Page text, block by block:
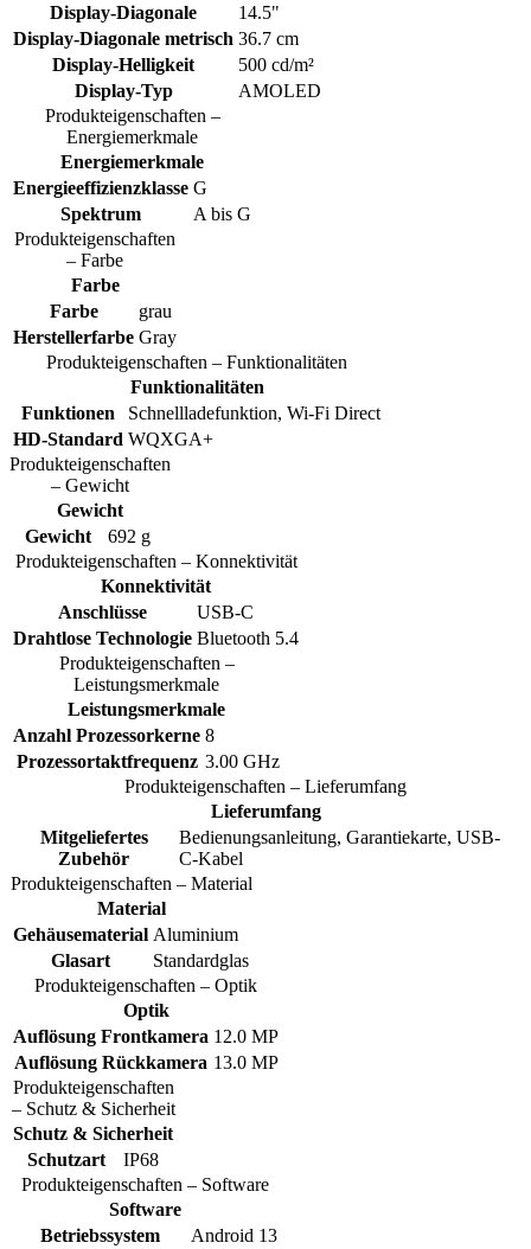
Display-Diagonale
14.5"
Display-Diagonale metrisch 36.7 cm
Display-Helligkeit
500 cd/m²
Display-Typ
AMOLED
Produkteigenschaften –
Energiemerkmale
Energiemerkmale
Energieeffizienzklasse G
Spektrum
A bis G
Produkteigenschaften
– Farbe
Farbe
Farbe
grau
Herstellerfarbe Gray
Produkteigenschaften – Funktionalitäten
Funktionalitäten
Funktionen
Schnellladefunktion, Wi-Fi Direct
HD-Standard WQXGA+
Produkteigenschaften
– Gewicht
Gewicht
Gewicht
692 g
Produkteigenschaften – Konnektivität
Konnektivität
Anschlüsse
USB-C
Drahtlose Technologie Bluetooth 5.4
Produkteigenschaften –
Leistungsmerkmale
Leistungsmerkmale
Anzahl Prozessorkerne 8
Prozessortaktfrequenz 3.00 GHz
Produkteigenschaften – Lieferumfang
Lieferumfang
Mitgeliefertes
Zubehör
Bedienungsanleitung, Garantiekarte, USB-
C-Kabel
Produkteigenschaften – Material
Material
Gehäusematerial Aluminium
Glasart
Standardglas
Produkteigenschaften – Optik
Optik
Auflösung Frontkamera 12.0 MP
Auflösung Rückkamera 13.0 MP
Produkteigenschaften
– Schutz & Sicherheit
Schutz & Sicherheit
Schutzart
IP68
Produkteigenschaften – Software
Software
Betriebssystem
Android 13